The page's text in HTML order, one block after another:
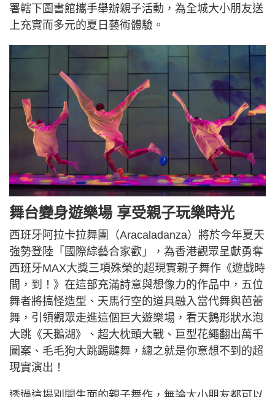
署轄下圖書館攜手舉辦親子活動，為全城大小朋友送
上充實而多元的夏日藝術體驗。
舞台變身遊樂場 享受親子玩樂時光
西班牙阿拉卡拉舞團（Aracaladanza）將於今年夏天
強勢登陸「國際綜藝合家歡」，為香港觀眾呈獻勇奪
西班牙MAX大獎三項殊榮的超現實親子舞作《遊戲時
間，到！》在這部充滿詩意與想像力的作品中，五位
舞者將搞怪造型、天馬行空的道具融入當代舞與芭蕾
舞，引領觀眾走進這個巨大遊樂場，看天鵝形狀水泡
大跳《天鵝湖》、超大枕頭大戰、巨型花繩翻出萬千
圖案、毛毛狗大跳踢躂舞，總之就是你意想不到的超
現實演出！